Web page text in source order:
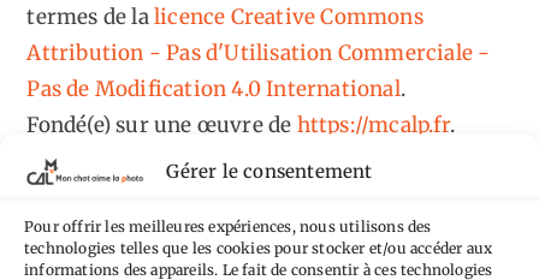
Gérer le consentement
Pour offrir les meilleures expériences, nous utilisons des
technologies telles que les cookies pour stocker et/ou accéder aux
informations des appareils. Le fait de consentir à ces technologies
termes de lalicence Creative Commons
Attribution - Pas d'Utilisation Commerciale -
Pas de Modification 4.0 International.
Fondé(e) sur une œuvre de https://mcalp.fr.